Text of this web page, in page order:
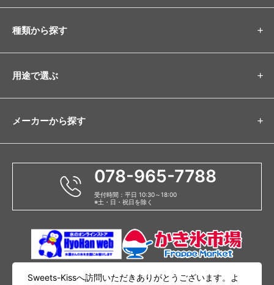
種類から探す
用途で選ぶ
メーカーから探す
078-965-7788
受付時間：平日 10:30～18:00
※土・日・祝日を除く
ご利用ガイド お支払い方法 よくあるご質問
特定商品取引法に基づく表示
Sweets-Kissへ訪問いただきありがとうございます。よ